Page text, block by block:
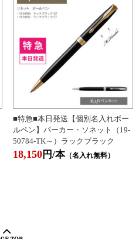
■特急■本日発送【個別名入れボー
ルペン】パーカー・ソネット（19-
50784-TK～）ラックブラック
18,150円/本（名入れ無料）